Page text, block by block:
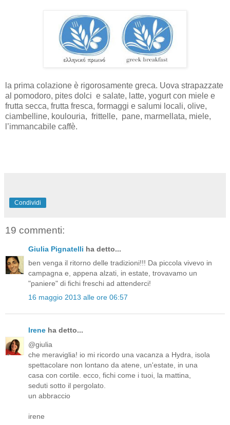
la prima colazione è rigorosamente greca. Uova strapazzate
al pomodoro, pites dolci e salate, latte, yogurt con miele e
frutta secca, frutta fresca, formaggi e salumi locali, olive,
ciambelline, koulouria, frittelle, pane, marmellata, miele,
l’immancabile caffè.
Condividi
19 commenti:
Giulia Pignatelli ha detto...
ben venga il ritorno delle tradizioni!!! Da piccola vivevo in
campagna e, appena alzati, in estate, trovavamo un
"paniere" di fichi freschi ad attenderci!
16 maggio 2013 alle ore 06:57
Irene ha detto...
@giulia
che meraviglia! io mi ricordo una vacanza a Hydra, isola
spettacolare non lontano da atene, un'estate, in una
casa con cortile. ecco, fichi come i tuoi, la mattina,
seduti sotto il pergolato.
un abbraccio
irene